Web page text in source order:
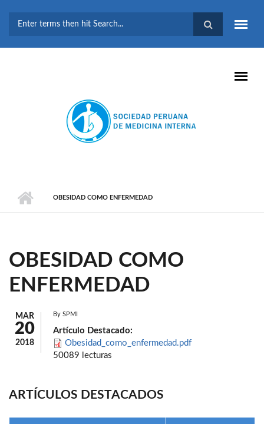
BÚSQUEDA
OBESIDAD COMO ENFERMEDAD
OBESIDAD COMO
ENFERMEDAD
MAR
20
2018
By SPMI
Artículo Destacado:
Obesidad_como_enfermedad.pdf
50089 lecturas
ARTÍCULOS DESTACADOS